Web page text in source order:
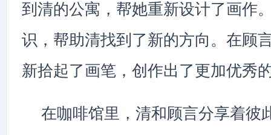
到清的公寓，帮她重新设计了画作
识，帮助清找到了新的方向。在顾
新拾起了画笔，创作出了更加优秀
在咖啡馆里，清和顾言分享着彼